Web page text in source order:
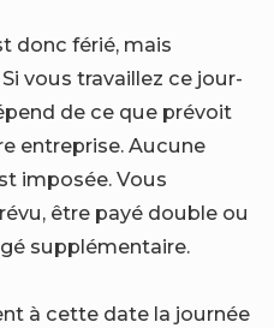
donc férié, mais
vous travaillez ce jour-
de ce que prévoit
entreprise. Aucune
imposée. Vous
être payé double ou
supplémentaire.
à cette date la journée